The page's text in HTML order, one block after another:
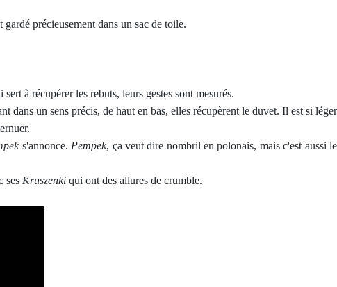
précieusement dans un sac de toile.
à récupérer les rebuts, leurs gestes sont mesurés.
dans un sens précis, de haut en bas, elles récupèrent le duvet. Il est si léger
s'annonce. Pempek, ça veut dire nombril en polonais, mais c'est aussi le
ses Kruszenki qui ont des allures de crumble.